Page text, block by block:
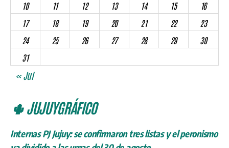
10
11 12 13 14 15
16
17
18 19 20 21 22
23
24
25 26 27 28 29
30
31
« Jul
🌵 JUJUYGRÁFICO
Internas PJ Jujuy: se confirmaron tres listas y el peronismo